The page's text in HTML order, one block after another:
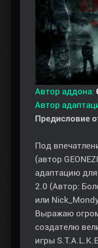
Автор аддона:
Автор
Предисловие
Под
(автор
адаптацию
2.0 (Автор:
или
Выражаю
создателю
игры